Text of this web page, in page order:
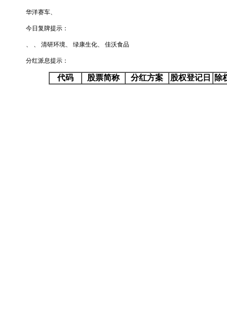
华洋赛车、
今日复牌提示：
、 、 清研环境、 绿康生化、 佳沃食品
分红派息提示：
代码 股票简称 分红方案 股权登记日 除